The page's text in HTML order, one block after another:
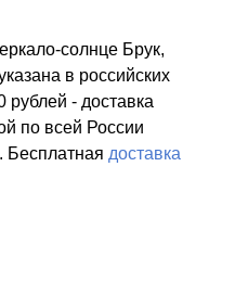
солнце Брук,
в российских
рублей - доставка
по всей России
Бесплатная доставка